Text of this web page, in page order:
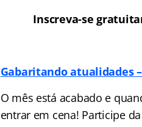
Inscreva-se
Gabaritando atualidades
O mês está acabado e
entrar em cena! Participe